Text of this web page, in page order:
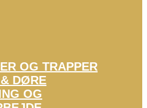
OG TRAPPER
DØRE
OG